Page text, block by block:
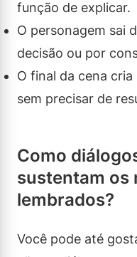
função de explicar.
O personagem sai
decisão ou por
O final da cena
sem precisar de
Como
sustentam os
lembrados?
Você pode até